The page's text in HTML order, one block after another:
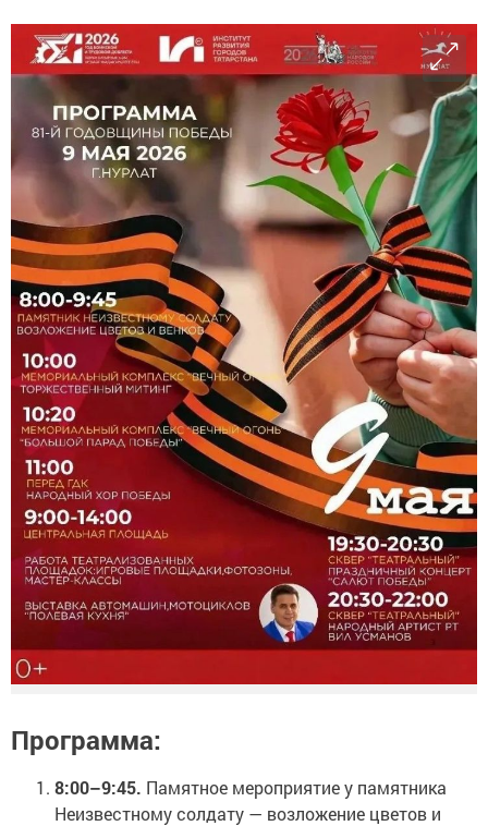
Программа:
8:00–9:45. Памятное мероприятие у памятника
Неизвестному солдату — возложение цветов и